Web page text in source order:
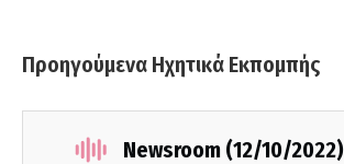
Προηγούμενα Ηχητικά Εκπομπής
Newsroom (12/10/2022)